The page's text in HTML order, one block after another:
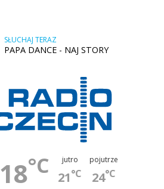
SŁUCHAJ TERAZ
PAPA DANCE - NAJ STORY
18°C jutro
21°C
pojutrze
24°C